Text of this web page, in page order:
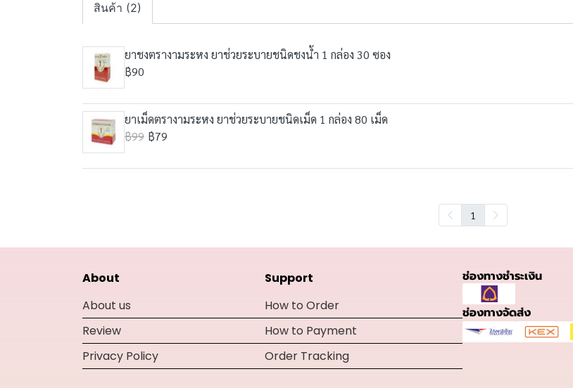
สินค้า (2)
ยาชงตรางามระหง ยาช่วยระบายชนิดชงน้ำ 1 กล่อง 30 ซอง
฿90
ยาเม็ดตรางามระหง ยาช่วยระบายชนิดเม็ด 1 กล่อง 80 เม็ด
฿99 ฿79
1
About
About us
Review
Privacy Policy
Support
How to Order
How to Payment
Order Tracking
ช่องทางชำระเงิน
ช่องทางจัดส่ง